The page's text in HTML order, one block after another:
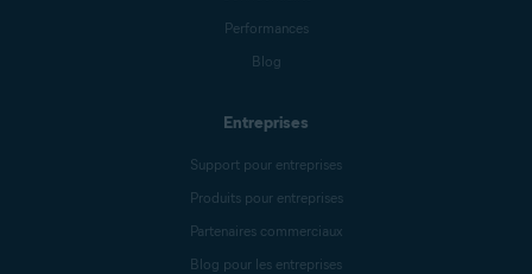
Performances
Blog
Entreprises
Support pour entreprises
Produits pour entreprises
Partenaires commerciaux
Blog pour les entreprises